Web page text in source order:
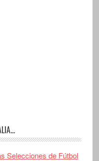
Selecciones de Fútbol